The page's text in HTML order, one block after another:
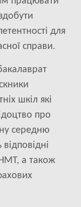
для
справи.
шкіл які
про
середню
а також